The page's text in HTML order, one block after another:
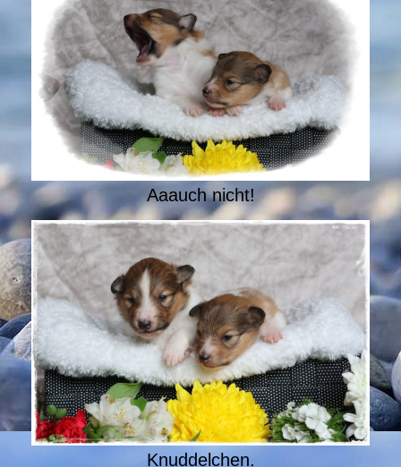
Aaauch nicht!
Knuddelchen.